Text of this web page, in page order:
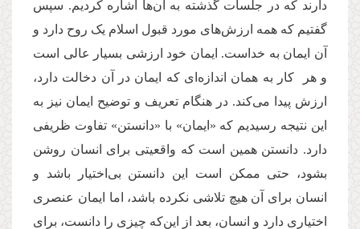
دارند که در جلسات گذشته به آن‌ها اشاره کردیم. سپس
گفتیم که همه ارزش‌های مورد قبول اسلام یک روح دارد و
آن ایمان به خداست. ایمان خود ارزشی بسیار عالی است
و هر کار به همان اندازه‌ای که ایمان در آن دخالت دارد،
ارزش پیدا می‌کند. در هنگام تعریف و توضیح ایمان نیز به
این نتیجه رسیدیم که «ایمان» با «دانستن» تفاوت ظریفی
دارد. دانستن همین است که واقعیتی برای انسان روشن
بشود،‌ حتی ممکن است این دانستن بی‌اختیار باشد و
انسان برای آن هیچ تلاشی نکرده باشد،‌ اما ایمان عنصری
اختیاری دارد و انسان، بعد از این‌که چیزی را دانست،‌ برای